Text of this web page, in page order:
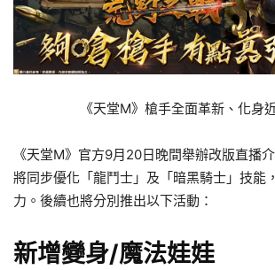
《天堂M》槍手全面革新、化身
《天堂M》官方9月20日晚間舉辦改版直播
將同步優化「龍鬥士」及「暗黑騎士」技能
力。後續也將分別推出以下活動：
新增變身/魔法娃娃